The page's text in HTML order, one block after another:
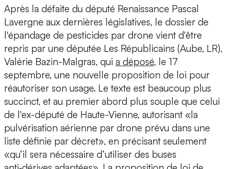
Après la défaite du député Renaissance Pascal
Lavergne aux dernières législatives, le dossier de
l'épandage de pesticides par drone vient d'être
repris par une députée Les Républicains (Aube, LR),
Valérie Bazin-Malgras, qui a déposé, le 17
septembre, une nouvelle proposition de loi pour
réautoriser son usage. Le texte est beaucoup plus
succinct, et au premier abord plus souple que celui
de l'ex-député de Haute-Vienne, autorisant «la
pulvérisation aérienne par drone prévu dans une
liste définie par décret», en précisant seulement
«qu’il sera nécessaire d’utiliser des buses